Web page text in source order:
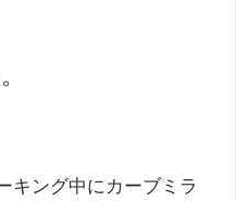
キング中にカーブミラ